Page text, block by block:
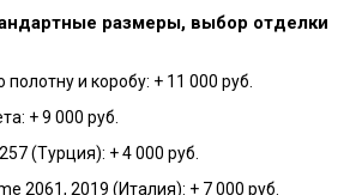
размеры, выбор отделки
и коробу: + 11 000 руб.
+ 9 000 руб.
(Турция): + 4 000 руб.
2061, 2019 (Италия): + 7 000 руб.